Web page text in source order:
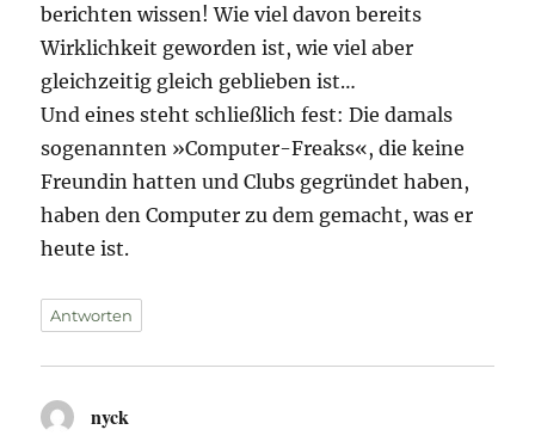
berichten wissen! Wie viel davon bereits
Wirklichkeit geworden ist, wie viel aber
gleichzeitig gleich geblieben ist…
Und eines steht schließlich fest: Die damals
sogenannten »Computer-Freaks«, die keine
Freundin hatten und Clubs gegründet haben,
haben den Computer zu dem gemacht, was er
heute ist.
Antworten
nyck